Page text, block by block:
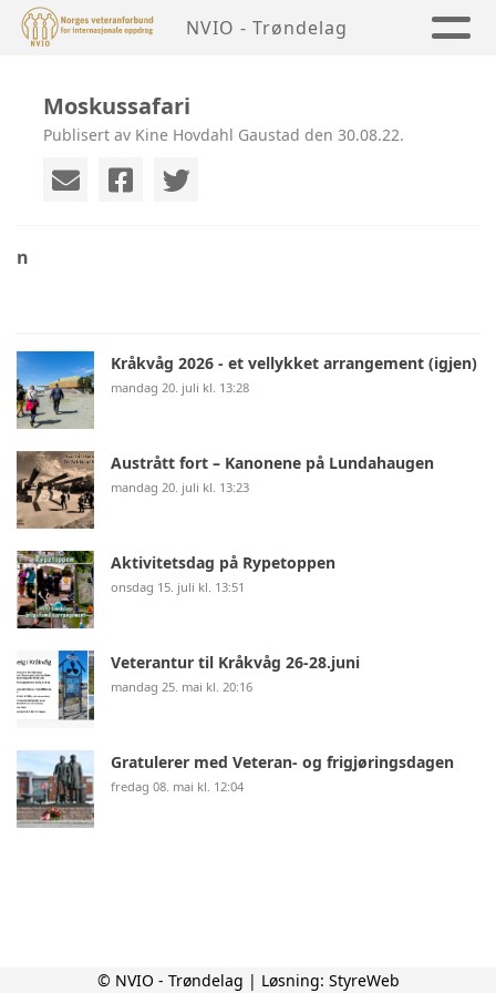
NVIO - Trøndelag
Moskussafari
Publisert av Kine Hovdahl Gaustad den 30.08.22.
n
Kråkvåg 2026 - et vellykket arrangement (igjen)
mandag 20. juli kl. 13:28
Austrått fort – Kanonene på Lundahaugen
mandag 20. juli kl. 13:23
Aktivitetsdag på Rypetoppen
onsdag 15. juli kl. 13:51
Veterantur til Kråkvåg 26-28.juni
mandag 25. mai kl. 20:16
Gratulerer med Veteran- og frigjøringsdagen
fredag 08. mai kl. 12:04
© NVIO - Trøndelag | Løsning: StyreWeb